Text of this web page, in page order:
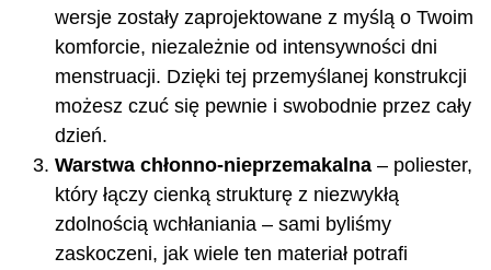
wersje zostały zaprojektowane z myślą o Twoim
komforcie, niezależnie od intensywności dni
menstruacji. Dzięki tej przemyślanej konstrukcji
możesz czuć się pewnie i swobodnie przez cały
dzień.
Warstwa chłonno-nieprzemakalna – poliester,
który łączy cienką strukturę z niezwykłą
zdolnością wchłaniania – sami byliśmy
zaskoczeni, jak wiele ten materiał potrafi